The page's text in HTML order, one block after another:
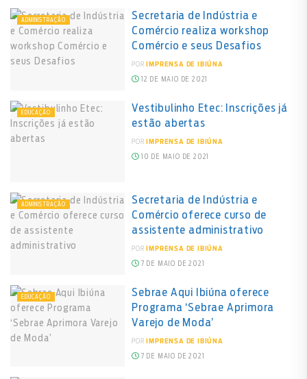
ADMINISTRAÇÃO
Secretaria de Indústria e
Comércio realiza workshop
Comércio e seus Desafios
POR IMPRENSA DE IBIÚNA
12 DE MAIO DE 2021
EDUCAÇÃO
Vestibulinho Etec: Inscrições já
estão abertas
POR IMPRENSA DE IBIÚNA
10 DE MAIO DE 2021
ADMINISTRAÇÃO
Secretaria de Indústria e
Comércio oferece curso de
assistente administrativo
POR IMPRENSA DE IBIÚNA
7 DE MAIO DE 2021
EDUCAÇÃO
Sebrae Aqui Ibiúna oferece
Programa ‘Sebrae Aprimora
Varejo de Moda’
POR IMPRENSA DE IBIÚNA
7 DE MAIO DE 2021